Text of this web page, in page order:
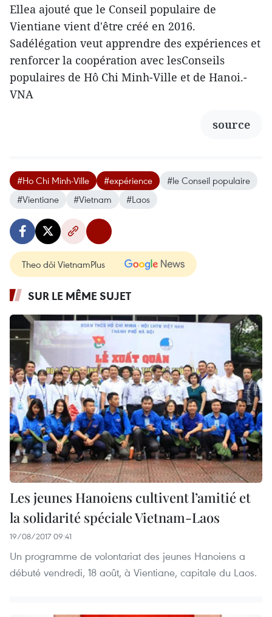
Ellea ajouté que le Conseil populaire de
Vientiane vient d'être créé en 2016.
Sadélégation veut apprendre des expériences et
renforcer la coopération avec lesConseils
populaires de Hô Chi Minh-Ville et de Hanoi.-
VNA
source
#Ho Chi Minh-Ville #expérience
#le Conseil populaire
#Vientiane
#Vietnam #Laos
Theo dõi VietnamPlus
SUR LE MÊME SUJET
Les jeunes Hanoiens cultivent l’amitié et
la solidarité spéciale Vietnam-Laos
19/08/2017 09:41
Un programme de volontariat des jeunes Hanoiens a
débuté vendredi, 18 août, à Vientiane, capitale du Laos.